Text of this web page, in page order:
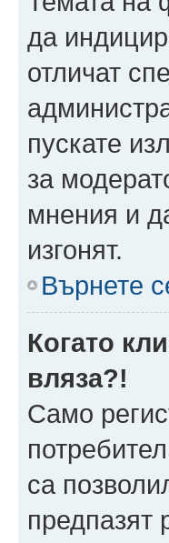
да
отличат
пускате
за
мнения и
изгонят.
Върнете
Когато
вляза?!
Само
са
предпазят